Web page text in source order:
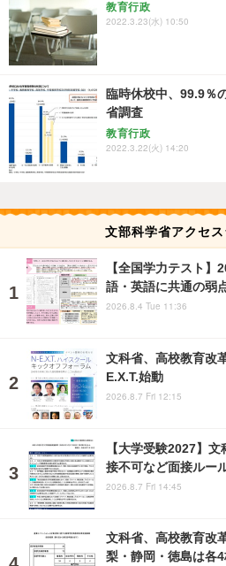
教育行政
2022.3.23(水) 10:50
臨時休校中、99.9％
省調査
教育行政
2022.3.22(火) 14:20
文部科学省アクセ
【全国学力テスト】
語・英語に共通の弱
2026.8.4 Tue 11:36
文科省、高校教育改
E.X.T.始動
2026.8.7 Fri 12:15
【大学受験2027】
接不可など面接ルー
2026.8.7 Fri 14:45
文科省、高校教育改
梨・静岡・徳島は各